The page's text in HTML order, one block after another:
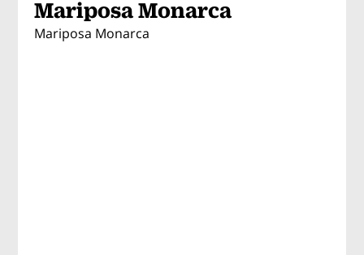
Mariposa Monarca
Mariposa Monarca